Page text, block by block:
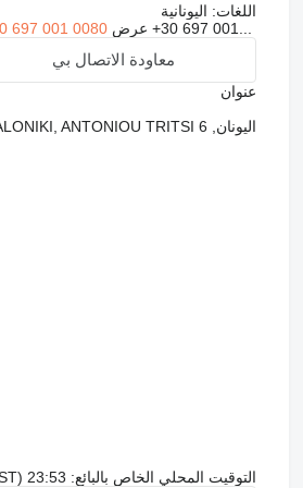
اللغات: اليونانية
+30 697 001... عرض 697 001 0080
معاودة الاتصال بي
عنوان
اليونان, THESSALONIKI, ANTONIOU TRITSI 6
التوقيت المحلي الخاص بالبائع: 23:53 (EEST)